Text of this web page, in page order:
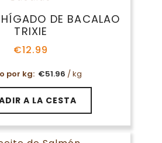
DE BACALAO
TRIXIE
€12.99
por kg: €51.96 / kg
A LA CESTA